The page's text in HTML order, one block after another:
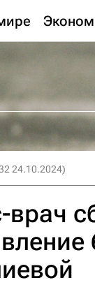
24.10.2024)
врач